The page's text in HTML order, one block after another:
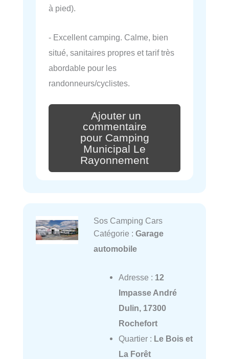
à pied).
- Excellent camping. Calme, bien
situé, sanitaires propres et tarif très
abordable pour les
randonneurs/cyclistes.
Ajouter un
commentaire
pour Camping
Municipal Le
Rayonnement
Sos Camping Cars
Catégorie : Garage
automobile
Adresse : 12
Impasse André
Dulin, 17300
Rochefort
Quartier : Le Bois et
La Forêt